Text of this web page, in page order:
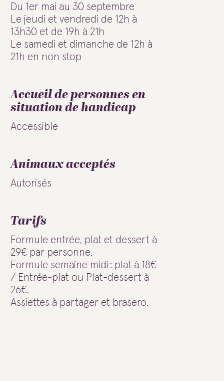
Du 1er mai au 30 septembre
Le jeudi et vendredi de 12h à
13h30 et de 19h à 21h
Le samedi et dimanche de 12h à
21h en non stop
Accueil de personnes en
situation de handicap
Accessible
Animaux acceptés
Autorisés
Tarifs
Formule entrée, plat et dessert à
29€ par personne.
Formule semaine midi : plat à 18€
/ Entrée-plat ou Plat-dessert à
26€.
Assiettes à partager et brasero.